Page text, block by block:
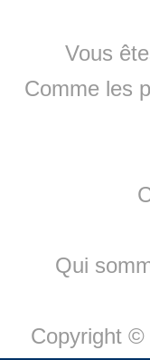
Vous
Comme les
Qui
Copyright